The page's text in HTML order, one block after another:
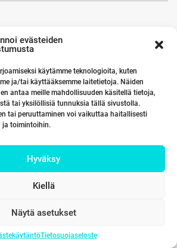
evästeiden
käytämme teknologioita, kuten
ja/tai käyttääksemme laitetietoja. Näiden
antaa meille mahdollisuuden käsitellä tietoja,
tai yksilöllisiä tunnuksia tällä sivustolla.
tai peruuttaminen voi vaikuttaa haitallisesti
ja toimintoihin.
Hyväksy
Kiellä
Näytä asetukset
Tietosuojaseloste